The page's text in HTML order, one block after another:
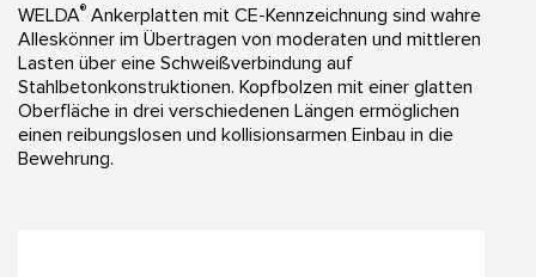
WELDA® Ankerplatten mit CE-Kennzeichnung sind wahre
Alleskönner im Übertragen von moderaten und mittleren
Lasten über eine Schweißverbindung auf
Stahlbetonkonstruktionen. Kopfbolzen mit einer glatten
Oberfläche in drei verschiedenen Längen ermöglichen
einen reibungslosen und kollisionsarmen Einbau in die
Bewehrung.